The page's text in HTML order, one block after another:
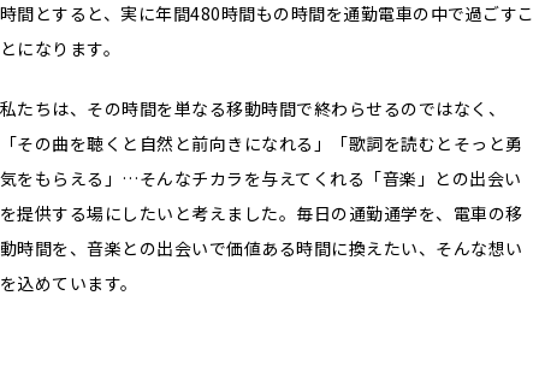
時間とすると、実に年間480時間もの時間を通勤電車の中で過ごすこ
とになります。
私たちは、その時間を単なる移動時間で終わらせるのではなく、
「その曲を聴くと自然と前向きになれる」「歌詞を読むとそっと勇
気をもらえる」…そんなチカラを与えてくれる「音楽」との出会い
を提供する場にしたいと考えました。毎日の通勤通学を、電車の移
動時間を、音楽との出会いで価値ある時間に換えたい、そんな想い
を込めています。